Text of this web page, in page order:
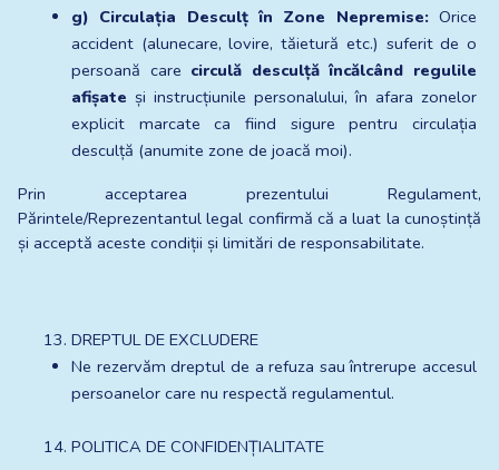
g) Circulația Desculț în Zone Nepremise: Orice
accident (alunecare, lovire, tăietură etc.) suferit de o
persoană care circulă desculță încălcând regulile
afișate și instrucțiunile personalului, în afara zonelor
explicit marcate ca fiind sigure pentru circulația
desculță (anumite zone de joacă moi).
Prin acceptarea prezentului Regulament,
Părintele/Reprezentantul legal confirmă că a luat la cunoștință
și acceptă aceste condiții și limitări de responsabilitate.
DREPTUL DE EXCLUDERE
Ne rezervăm dreptul de a refuza sau întrerupe accesul
persoanelor care nu respectă regulamentul.
POLITICA DE CONFIDENȚIALITATE